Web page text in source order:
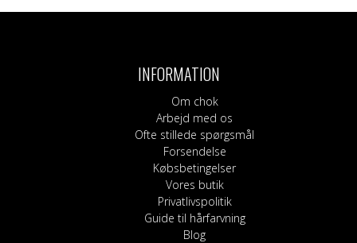
INFORMATION
Om chok
Arbejd med os
Ofte stillede spørgsmål
Forsendelse
Købsbetingelser
Vores butik
Privatlivspolitik
Guide til hårfarvning
Blog